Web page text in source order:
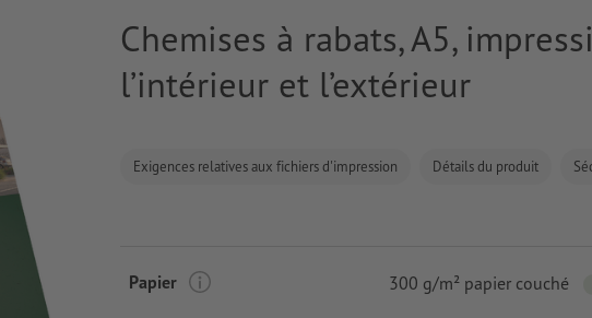
Chemises à rabats, A5,
l’intérieur et l’extérieur
Exigences relatives aux fichiers d'impression Détails du produit
Papier 300 g/m² papier couché